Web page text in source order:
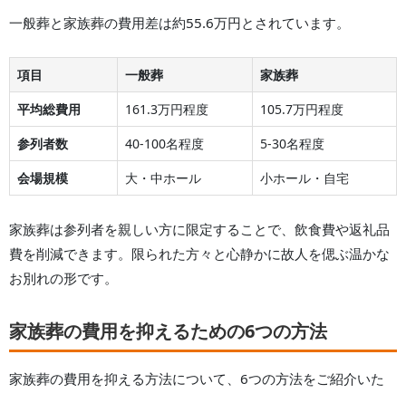
一般葬と家族葬の費用差は約55.6万円とされています。
項目 一般葬
家族葬
平均総費用
161.3万円程度
105.7万円程度
参列者数
40-100名程度
5-30名程度
会場規模
大・中ホール 小ホール・自宅
家族葬は参列者を親しい方に限定することで、飲食費や返礼品
費を削減できます。限られた方々と心静かに故人を偲ぶ温かな
お別れの形です。
家族葬の費用を抑えるための6つの方法
家族葬の費用を抑える方法について、6つの方法をご紹介いた